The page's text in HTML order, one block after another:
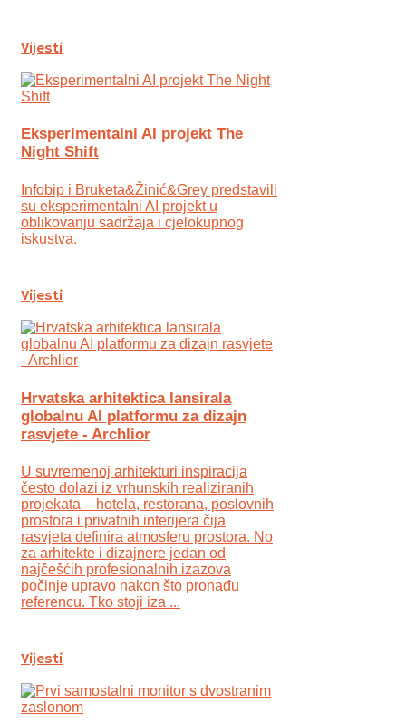
Vijesti
Eksperimentalni AI projekt The
Night Shift
Infobip i Bruketa&Žinić&Grey predstavili
su eksperimentalni AI projekt u
oblikovanju sadržaja i cjelokupnog
iskustva.
Vijesti
Hrvatska arhitektica lansirala
globalnu AI platformu za dizajn
rasvjete - Archlior
U suvremenoj arhitekturi inspiracija
često dolazi iz vrhunskih realiziranih
projekata – hotela, restorana, poslovnih
prostora i privatnih interijera čija
rasvjeta definira atmosferu prostora. No
za arhitekte i dizajnere jedan od
najčešćih profesionalnih izazova
počinje upravo nakon što pronađu
referencu. Tko stoji iza ...
Vijesti